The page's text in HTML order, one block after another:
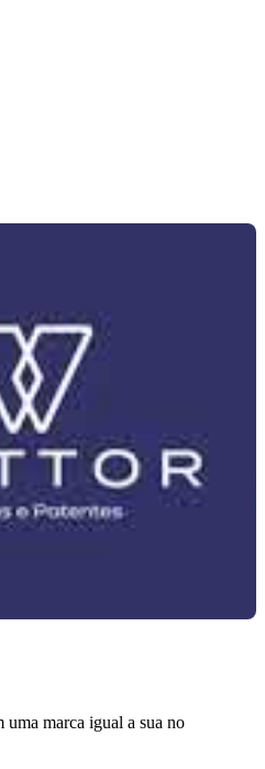
uma marca igual a sua no